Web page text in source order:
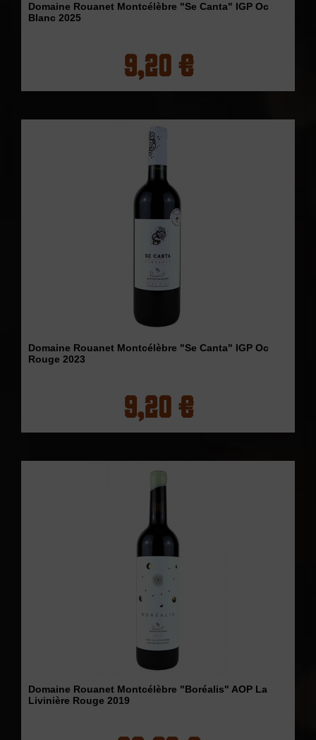
Domaine Rouanet Montcélèbre "Se Canta" IGP Oc
Blanc 2025
9,20 €
Domaine Rouanet Montcélèbre "Se Canta" IGP Oc
Rouge 2023
9,20 €
Domaine Rouanet Montcélèbre "Boréalis" AOP La
Livinière Rouge 2019